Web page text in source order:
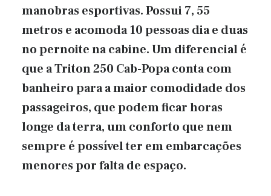
manobras esportivas. Possui 7, 55
metros e acomoda 10 pessoas dia e duas
no pernoite na cabine. Um diferencial é
que a Triton 250 Cab-Popa conta com
banheiro para a maior comodidade dos
passageiros, que podem ficar horas
longe da terra, um conforto que nem
sempre é possível ter em embarcações
menores por falta de espaço.